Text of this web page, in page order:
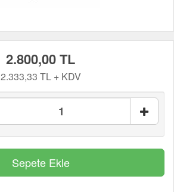
2.800,00 TL
2.333,33 TL + KDV